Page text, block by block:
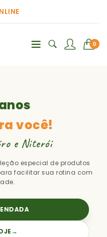
0
você!
e Niterói
especial de produtos
facilitar sua rotina com
→